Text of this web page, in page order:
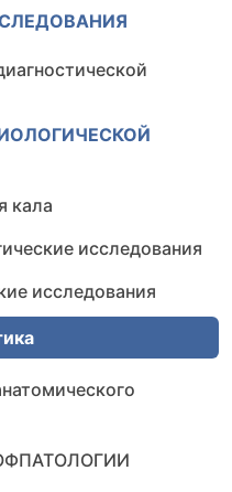
кала
исследования
исследования